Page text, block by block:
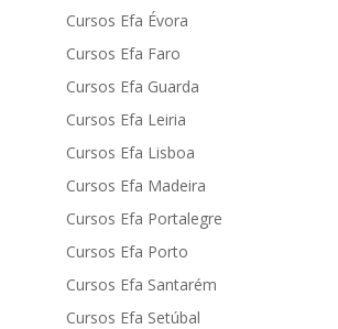
Cursos Efa Évora
Cursos Efa Faro
Cursos Efa Guarda
Cursos Efa Leiria
Cursos Efa Lisboa
Cursos Efa Madeira
Cursos Efa Portalegre
Cursos Efa Porto
Cursos Efa Santarém
Cursos Efa Setúbal